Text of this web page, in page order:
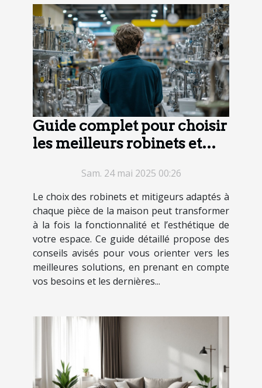
Guide complet pour choisir
les meilleurs robinets et
Sam. 24 mai 2025 00:26
Le choix des robinets et mitigeurs adaptés à
chaque pièce de la maison peut transformer
à la fois la fonctionnalité et l’esthétique de
votre espace. Ce guide détaillé propose des
conseils avisés pour vous orienter vers les
meilleures solutions, en prenant en compte
vos besoins et les dernières...